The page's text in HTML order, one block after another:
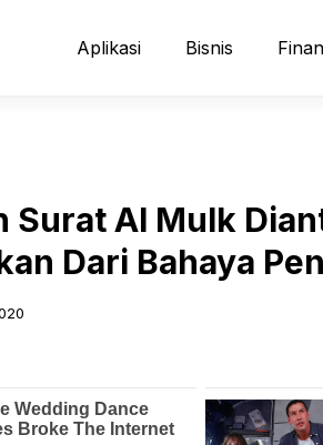
Aplikasi Bisnis
Surat Al Mulk
Dari Bahaya